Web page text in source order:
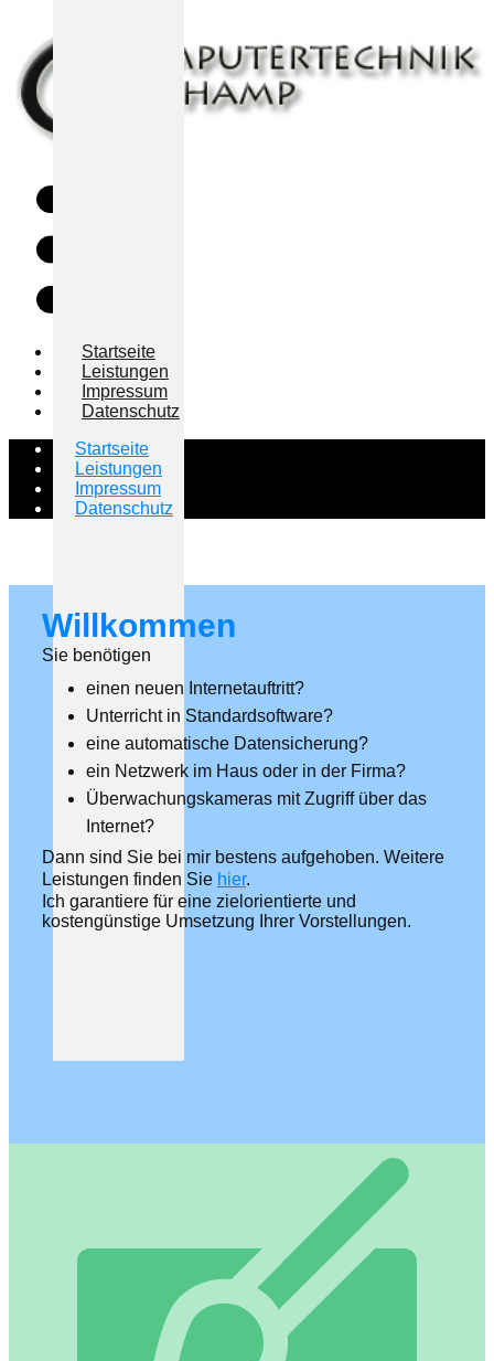
Startseite
Leistungen
Impressum
Datenschutz
Startseite
Leistungen
Impressum
Datenschutz
Willkommen
Sie benötigen
einen neuen Internetauftritt?
Unterricht in Standardsoftware?
eine automatische Datensicherung?
ein Netzwerk im Haus oder in der Firma?
Überwachungskameras mit Zugriff über das
Internet?
Dann sind Sie bei mir bestens aufgehoben. Weitere
Leistungen finden Sie hier.
Ich garantiere für eine zielorientierte und
kostengünstige Umsetzung Ihrer Vorstellungen.